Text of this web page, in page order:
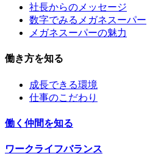
社長からのメッセージ
数字でみるメガネスーパー
メガネスーパーの魅力
働き方を知る
成長できる環境
仕事のこだわり
働く仲間を知る
ワークライフバランス